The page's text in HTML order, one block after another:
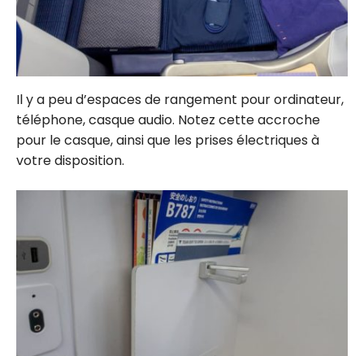
Il y a peu d’espaces de rangement pour ordinateur,
téléphone, casque audio. Notez cette accroche
pour le casque, ainsi que les prises électriques à
votre disposition.